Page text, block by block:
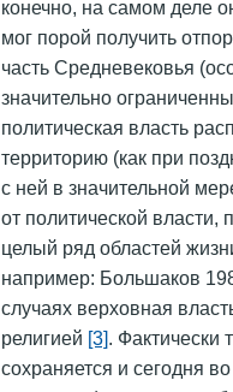
конечно, на самом деле
мог порой получить
часть Средневековья
значительно
политическая власть
территорию (как при
с ней в значительной
от политической власти,
целый ряд областей
например: Большаков
случаях верховная
религией [3]. Фактически
сохраняется и сегодня